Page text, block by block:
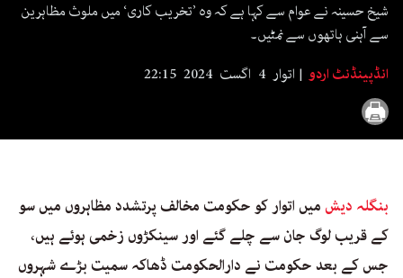
35
شیخ حسینہ نے عوام سے کہا ہے کہ وہ ’تخریب کاری‘ میں ملوث مظاہرین
سے آہنی ہاتھوں سے نمٹیں۔
انڈپینڈنٹ اردو
اتوار 4 اگست 2024 22:15
بنگلہ دیشمیں اتوار کو حکومت مخالف پرتشدد مظاہروں میں سو
کے قریب لوگ جان سے چلے گئے اور سینکڑوں زخمی ہوئے ہیں،
جس کے بعد حکومت نے دارالحکومت ڈھاکہ سمیت بڑے شہروں